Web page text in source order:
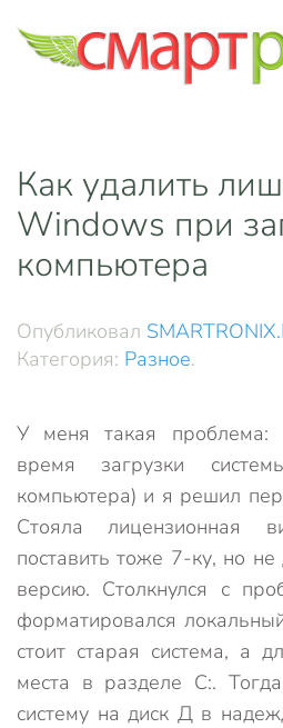
Skip to main content
Как удалить
Windows при
компьютера
Опубликовал
Категория: Разное.
У меня такая проблема:
время загрузки
компьютера) и я решил
Стояла лицензионная
поставить тоже 7-ку, но
версию. Столкнулся с
форматировался
стоит старая система, а
места в разделе С:.
систему на диск Д в